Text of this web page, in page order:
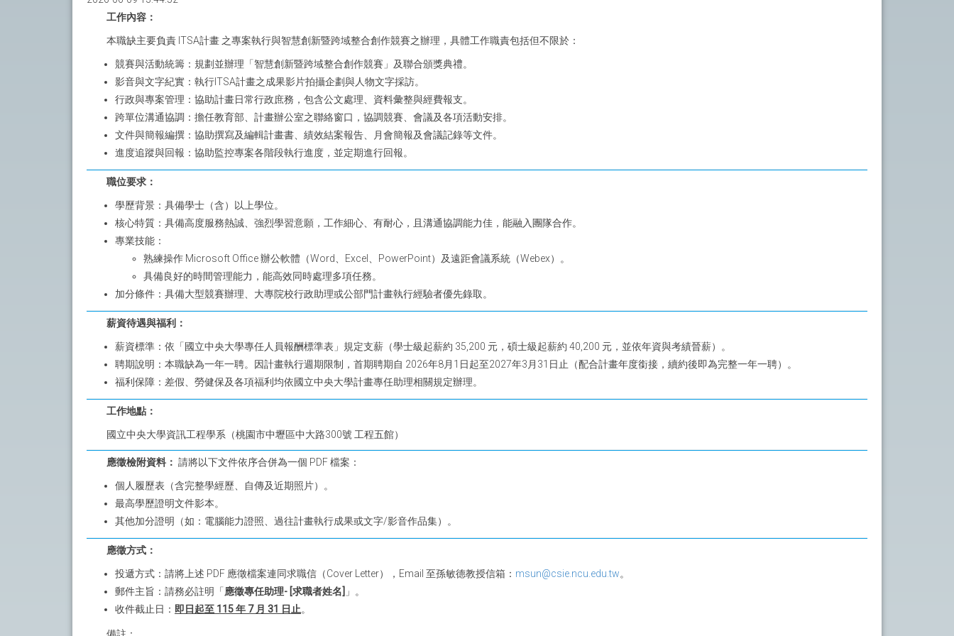
工作內容：
本職缺主要負責 ITSA計畫 之專案執行與智慧創新暨跨域整合創作競賽之辦理，具體工作職責包括但不限於：
競賽與活動統籌：規劃並辦理「智慧創新暨跨域整合創作競賽」及聯合頒獎典禮。
影音與文字紀實：執行ITSA計畫之成果影片拍攝企劃與人物文字採訪。
行政與專案管理：協助計畫日常行政庶務，包含公文處理、資料彙整與經費報支。
跨單位溝通協調：擔任教育部、計畫辦公室之聯絡窗口，協調競賽、會議及各項活動安排。
文件與簡報編撰：協助撰寫及編輯計畫書、績效結案報告、月會簡報及會議記錄等文件。
進度追蹤與回報：協助監控專案各階段執行進度，並定期進行回報。
職位要求：
學歷背景：具備學士（含）以上學位。
核心特質：具備高度服務熱誠、強烈學習意願，工作細心、有耐心，且溝通協調能力佳，能融入團隊合作。
專業技能：
熟練操作 Microsoft Office 辦公軟體（Word、Excel、PowerPoint）及遠距會議系統（Webex）。
具備良好的時間管理能力，能高效同時處理多項任務。
加分條件：具備大型競賽辦理、大專院校行政助理或公部門計畫執行經驗者優先錄取。
薪資待遇與福利：
薪資標準：依「國立中央大學專任人員報酬標準表」規定支薪（學士級起薪約 35,200 元，碩士級起薪約 40,200 元，並依年資與考績晉薪）。
聘期說明：本職缺為一年一聘。因計畫執行週期限制，首期聘期自 2026年8月1日起至2027年3月31日止（配合計畫年度銜接，續約後即為完整一年一聘）。
福利保障：差假、勞健保及各項福利均依國立中央大學計畫專任助理相關規定辦理。
工作地點：
國立中央大學資訊工程學系（桃園市中壢區中大路300號 工程五館）
應徵檢附資料： 請將以下文件依序合併為一個 PDF 檔案：
個人履歷表（含完整學經歷、自傳及近期照片）。
最高學歷證明文件影本。
其他加分證明（如：電腦能力證照、過往計畫執行成果或文字/影音作品集）。
應徵方式：
投遞方式：請將上述 PDF 應徵檔案連同求職信（Cover Letter），Email 至孫敏德教授信箱： msun@csie.ncu.edu.tw。
郵件主旨：請務必註明「應徵專任助理- [求職者姓名]
」。
收件截止日： 即日起至 115 年 7 月 31 日止。